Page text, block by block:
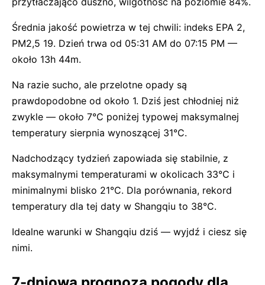
Średnia jakość powietrza w tej chwili: indeks EPA 2,
PM2,5 19. Dzień trwa od 05:31 AM do 07:15 PM —
około 13h 44m.
Na razie sucho, ale przelotne opady są
prawdopodobne od około 1. Dziś jest chłodniej niż
zwykle — około 7°C poniżej typowej maksymalnej
temperatury sierpnia wynoszącej 31°C.
Nadchodzący tydzień zapowiada się stabilnie, z
maksymalnymi temperaturami w okolicach 33°C i
minimalnymi blisko 21°C. Dla porównania, rekord
temperatury dla tej daty w Shangqiu to 38°C.
Idealne warunki w Shangqiu dziś — wyjdź i ciesz się
nimi.